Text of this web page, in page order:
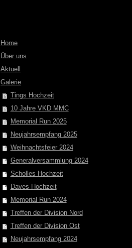
Home
Über uns
Aktuell
Galerie
Tings Hochzeit
10 Jahre VKD MMC
Memorial Run 2025
Neujahrsempfang 2025
Weihnachtsfeier 2024
Generalversammlung 2024
Scholles Hochzeit
Daves Hochzeit
Memorial Run 2024
Treffen der Division Nord
Treffen der Division Ost
Neujahrsempfang 2024